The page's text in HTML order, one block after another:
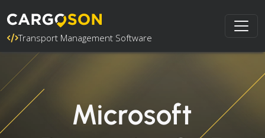
Transport Management Software
Microsoft